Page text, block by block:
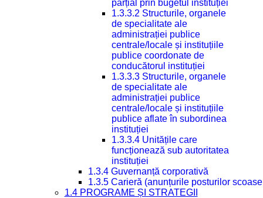
parțial prin bugetul instituției
1.3.3.2 Structurile, organele
de specialitate ale
administrației publice
centrale/locale și instituțiile
publice coordonate de
conducătorul instituției
1.3.3.3 Structurile, organele
de specialitate ale
administrației publice
centrale/locale și instituțiile
publice aflate în subordinea
instituției
1.3.3.4 Unitățile care
funcționează sub autoritatea
instituției
1.3.4 Guvernanță corporativă
1.3.5 Carieră (anunțurile posturilor
1.4 PROGRAME ȘI STRATEGII